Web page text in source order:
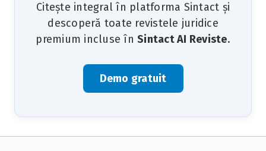
Citește integral în platforma Sintact și
descoperă toate revistele juridice
premium incluse în Sintact AI Reviste.
Demo gratuit